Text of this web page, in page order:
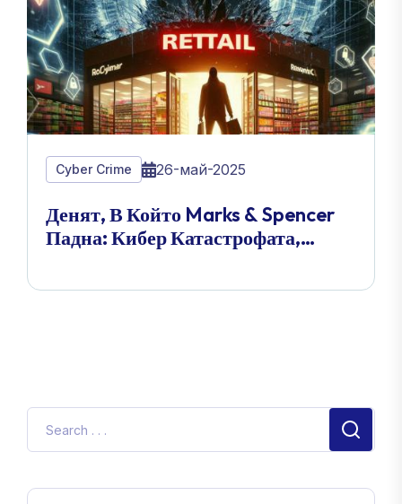
Cyber Crime 26-май-2025
Денят, В Който Marks & Spencer
Падна: Кибер Катастрофата,